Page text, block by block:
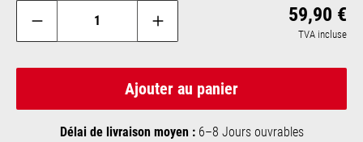
59,90 €
TVA incluse
Ajouter au panier
Délai de livraison moyen :6–8 Jours ouvrables